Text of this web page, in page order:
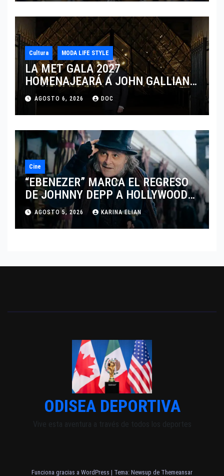
Cultura MODA LIFE STYLE
LA MET GALA 2027
HOMENAJEARÁ A JOHN GALLIANO
MARCANDO EL REGRESO DEL REY
DEL DRAMATISMO
AGOSTO 6, 2026 DOC
Cine
“EBENEZER” MARCA EL REGRESO
DE JOHNNY DEPP A HOLLYWOOD
TRAS SU PASO POR EL CINE
INDEPENDIENTE EUROPEO
AGOSTO 5, 2026 KARINA ELIAN
ODISEA DEPORTIVA
Vive esta aventura a través de todos los deportes
Funciona gracias a WordPress | Tema: Newsup de Themeansar